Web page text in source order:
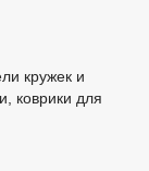
кружек и
коврики для